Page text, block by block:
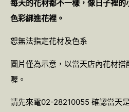
每天的花材都不一樣，像日子裡
色彩綁進花裡。
恕無法指定花材及色系
圖片僅為示意，以當天店內花材
喔。
請先來電02-28210055 確認當天